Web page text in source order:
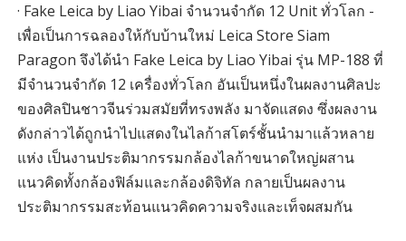
· Fake Leica by Liao Yibai จำนวนจำกัด 12 Unit ทั่วโลก -
เพื่อเป็นการฉลองให้กับบ้านใหม่ Leica Store Siam
Paragon จึงได้นำ Fake Leica by Liao Yibai รุ่น MP-188 ที่
มีจำนวนจำกัด 12 เครื่องทั่วโลก อันเป็นหนึ่งในผลงานศิลปะ
ของศิลปินชาวจีนร่วมสมัยที่ทรงพลัง มาจัดแสดง ซึ่งผลงาน
ดังกล่าวได้ถูกนำไปแสดงในไลก้าสโตร์ชั้นนำมาแล้วหลาย
แห่ง เป็นงานประติมากรรมกล้องไลก้าขนาดใหญ่ผสาน
แนวคิดทั้งกล้องฟิล์มและกล้องดิจิทัล กลายเป็นผลงาน
ประติมากรรมสะท้อนแนวคิดความจริงและเท็จผสมกัน